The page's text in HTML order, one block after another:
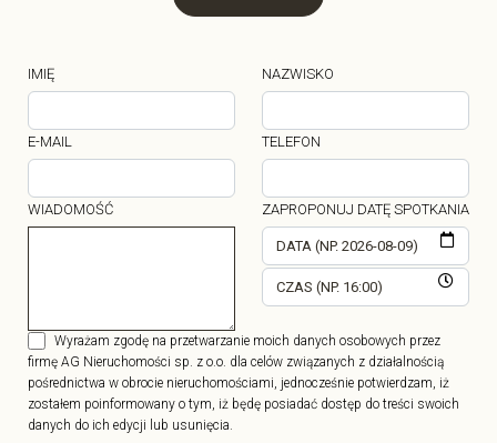
IMIĘ NAZWISKO
E-MAIL TELEFON
WIADOMOŚĆ ZAPROPONUJ DATĘ SPOTKANIA
Wyrażam zgodę na przetwarzanie moich danych osobowych przez
firmę AG Nieruchomości sp. z o.o. dla celów związanych z działalnością
pośrednictwa w obrocie nieruchomościami, jednocześnie potwierdzam, iż
zostałem poinformowany o tym, iż będę posiadać dostęp do treści swoich
danych do ich edycji lub usunięcia.